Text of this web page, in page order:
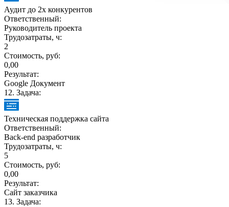
Аудит до 2х конкурентов
Ответственный:
Руководитель проекта
Трудозатраты, ч:
2
Стоимость, руб:
0,00
Результат:
Google Документ
12. Задача:
Техническая поддержка сайта
Ответственный:
Back-end разработчик
Трудозатраты, ч:
5
Стоимость, руб:
0,00
Результат:
Сайт заказчика
13. Задача: